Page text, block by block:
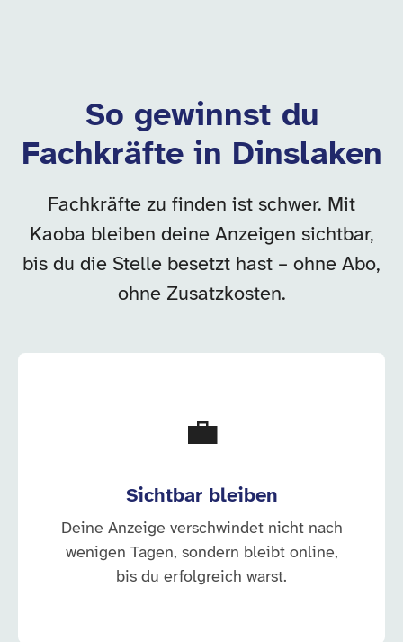
So gewinnst du
Fachkräfte in Dinslaken
Fachkräfte zu finden ist schwer. Mit
Kaoba bleiben deine Anzeigen sichtbar,
bis du die Stelle besetzt hast – ohne Abo,
ohne Zusatzkosten.
💼
Sichtbar bleiben
Deine Anzeige verschwindet nicht nach
wenigen Tagen, sondern bleibt online,
bis du erfolgreich warst.